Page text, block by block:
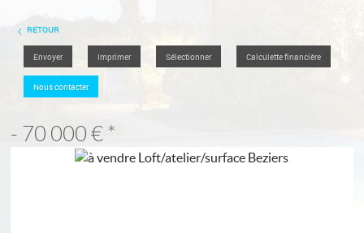
RETOUR
Envoyer Imprimer Sélectionner Calculette financière
Nous contacter
- 70 000 € *